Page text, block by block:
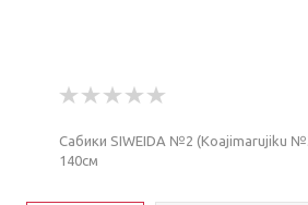
Сабики SIWEIDA №2 (Koajimarujiku
140см